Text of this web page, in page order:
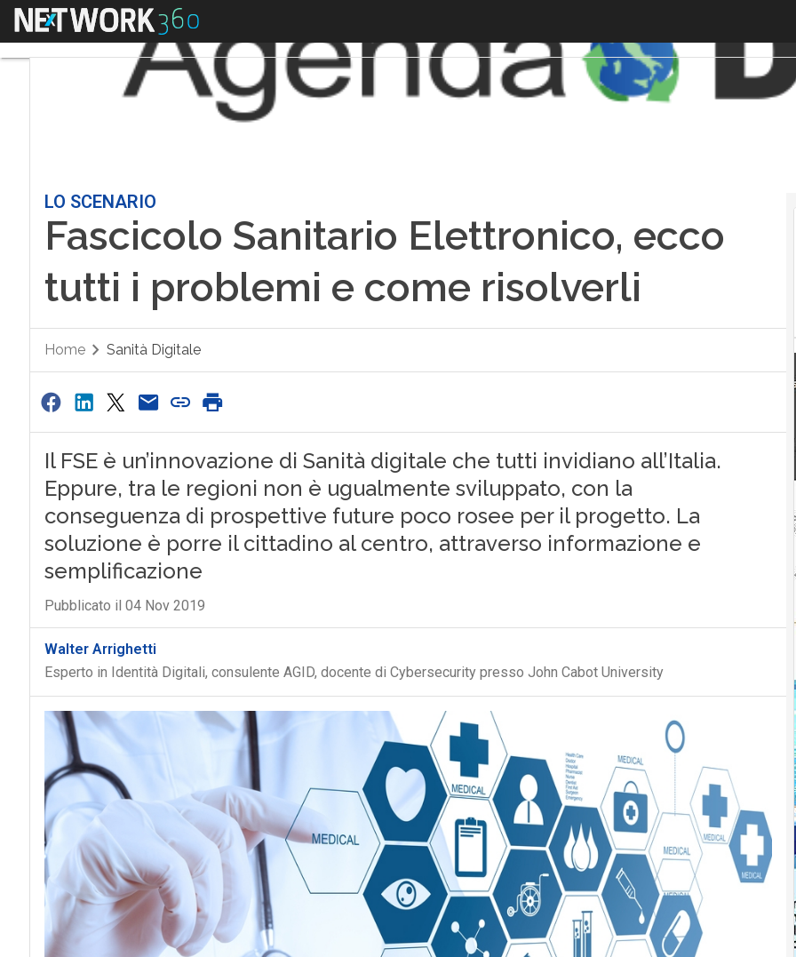
Menu
LO SCENARIO
Fascicolo Sanitario Elettronico, ecco
tutti i problemi e come risolverli
Home Sanità Digitale
Il FSE è un’innovazione di Sanità digitale che tutti invidiano all’Italia.
Eppure, tra le regioni non è ugualmente sviluppato, con la
conseguenza di prospettive future poco rosee per il progetto. La
soluzione è porre il cittadino al centro, attraverso informazione e
semplificazione
Pubblicato il 04 Nov 2019
Walter Arrighetti
Esperto in Identità Digitali, consulente AGID, docente di Cybersecurity presso John Cabot University